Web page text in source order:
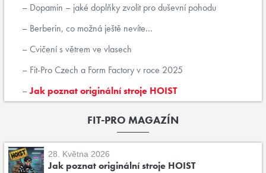
Dopamin – jaké doplňky zvolit pro duševní pohodu
Berberin, co možná ještě nevíte...
Cvičení s větrem ve vlasech
Fit-Pro Czech a Form Factory v roce 2025
Jak poznat originální stroje HOIST
FIT-PRO MAGAZÍN
28. Května 2026
Jak poznat originální stroje HOIST